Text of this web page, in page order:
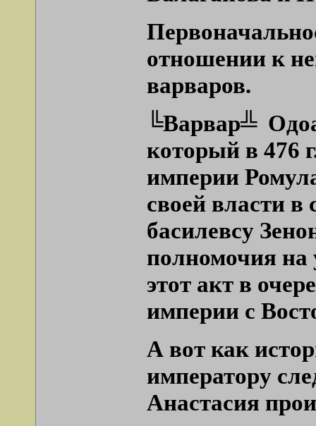
отношении к
варваров.
╚Варвар╩
который в 476
империи
своей власти
басилевсу
полномочия на
этот акт в
империи с
А вот как
императору
Анастасия